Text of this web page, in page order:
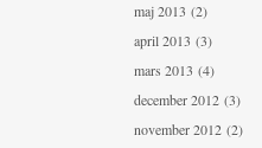
maj 2013 (2)
april 2013 (3)
mars 2013 (4)
december 2012 (3)
november 2012 (2)